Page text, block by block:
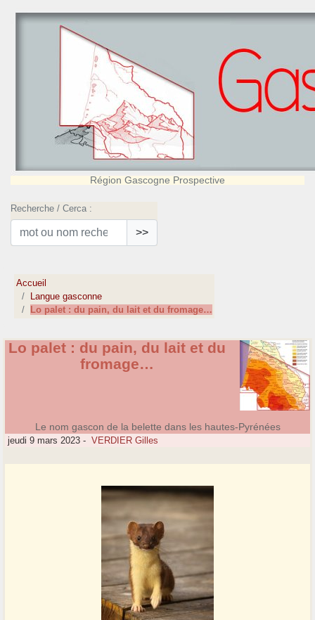
Région Gascogne Prospective
Recherche / Cerca :
>>
Accueil
Langue gasconne
Lo palet : du pain, du lait et du fromage…
Lo palet : du pain, du lait et du
fromage…
Le nom gascon de la belette dans les hautes-Pyrénées
jeudi 9 mars 2023 - VERDIER Gilles